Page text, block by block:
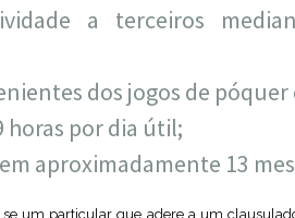
a terceiros
dos jogos de póquer
horas por dia útil;
aproximadamente 13
se um particular que adere a um